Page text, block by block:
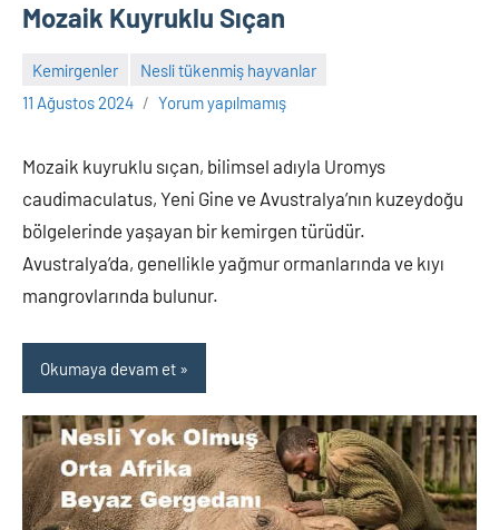
Mozaik Kuyruklu Sıçan
Kemirgenler
Nesli tükenmiş hayvanlar
11 Ağustos 2024
Adem Yorum yapılmamış
Mozaik kuyruklu sıçan, bilimsel adıyla Uromys
caudimaculatus, Yeni Gine ve Avustralya’nın kuzeydoğu
bölgelerinde yaşayan bir kemirgen türüdür.
Avustralya’da, genellikle yağmur ormanlarında ve kıyı
mangrovlarında bulunur.
Okumaya devam et